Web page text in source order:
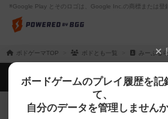
※Google Play とそのロゴは、Google Inc.の商標または登
ボドゲーマTOP ボドとも一覧 みーぷる
ボードゲームのプレイ履歴を記
て、
自分のデータを管理しません
ボドゲーマTOP
ボードゲームを検索する